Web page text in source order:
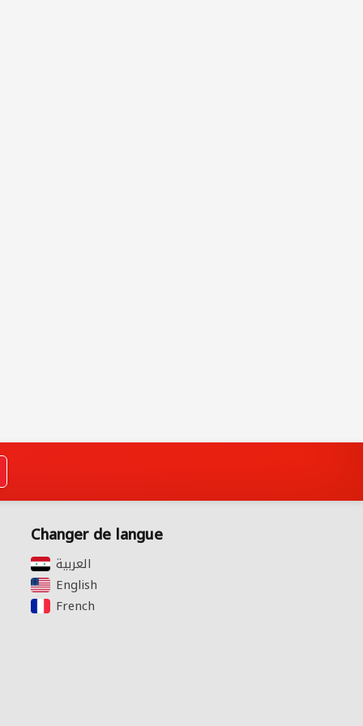
Changer de langue
English‎
French‎